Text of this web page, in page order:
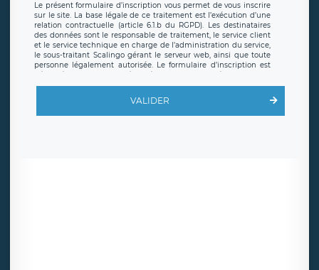
Le présent formulaire d’inscription vous permet de vous inscrire
sur le site. La base légale de ce traitement est l’exécution d’une
relation contractuelle (article 6.1.b du RGPD). Les destinataires
des données sont le responsable de traitement, le service client
et le service technique en charge de l’administration du service,
le sous-traitant Scalingo gérant le serveur web, ainsi que toute
personne légalement autorisée. Le formulaire d’inscription est
offrant desclauses de protection conformes au RGPD. Les
en sollicite la suppression, étant entendu que vous pouvez
demander la suppression de vos données et retirer votre
VALIDER